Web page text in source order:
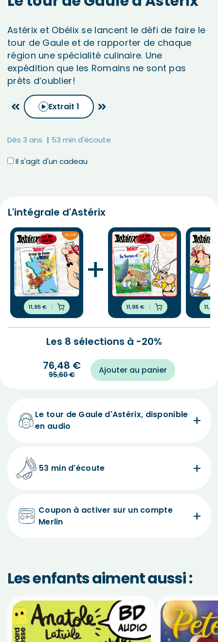
Astérix et Obélix se lancent le défi de faire le
tour de Gaule et de rapporter de chaque
région une spécialité culinaire. Une
expédition que les Romains ne sont pas
prêts d’oublier!
Extrait 1
Dès 3 ans 53 min d'écoute
Il s'agit d'un cadeau
L'intégrale d'Astérix
11,95€
+
11,95€ 11,95
Les 8 sélections à -20%
76,48 €
95,60€ Ajouter au panier
Le tour de Gaule d'Astérix, disponible
en audio
53 min d'écoute
Coupon à activer sur un compte
Merlin
Les enfants aiment aussi :